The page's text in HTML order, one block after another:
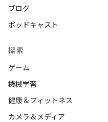
ブログ
ポッドキャスト
探索
ゲーム
機械学習
健康＆フィットネス
カメラ＆メディア